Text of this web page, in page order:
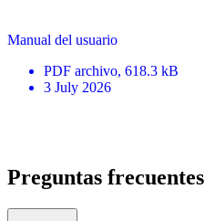
Manual del usuario
PDF archivo, 618.3 kB
3 July 2026
Preguntas frecuentes